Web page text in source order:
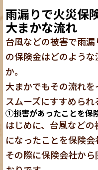
雨漏りで火災保
大まかな流れ
台風などの被害で雨
の保険金はどのよう
か。
大まかでもその流れ
スムーズにすすめられ
①損害があったことを保
はじめに、台風など
になったことを保険会
その際に保険会社か